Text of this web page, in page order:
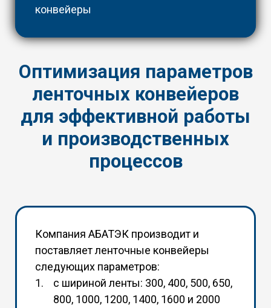
конвейеры
Оптимизация параметров
ленточных конвейеров
для эффективной работы
и производственных
процессов
Компания АБАТЭК производит и
поставляет ленточные конвейеры
следующих параметров:
с шириной ленты: 300, 400, 500, 650,
800, 1000, 1200, 1400, 1600 и 2000